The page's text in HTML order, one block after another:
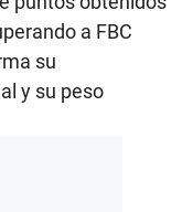
a FBC
su
y su peso